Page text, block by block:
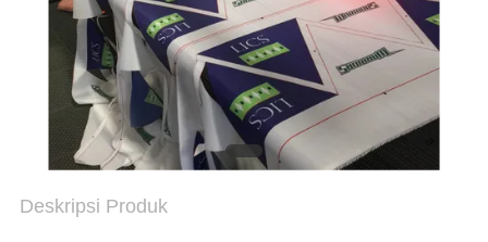
PRIVACY
POLICY
Deskripsi Produk